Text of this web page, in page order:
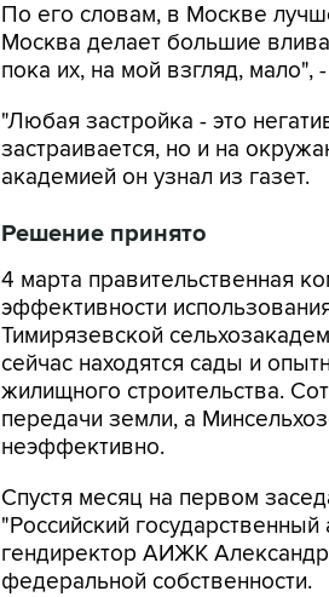
По его словам, в Москве
Москва делает большие
пока их, на мой взгляд, мало",
"Любая застройка - это
застраивается, но и на
академией он узнал из газет.
Решение принято
4 марта правительственная
эффективности
Тимирязевской
сейчас находятся сады и
жилищного строительства.
передачи земли, а
неэффективно.
Спустя месяц на первом
"Российский
гендиректор АИЖК
федеральной собственности.